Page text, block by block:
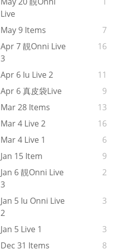
Live
May 9 Items
7
Apr 7 靚onni Live
3
16
Apr 6 Iu Live 2
11
Apr 6 真皮袋live
9
Mar 28 Items
13
Mar 4 Live 2
16
Mar 4 Live 1
6
Jan 15 Item
9
Jan 6 靚onni Live
3
2
Jan 5 Iu Onni Live
2
3
Jan 5 Live 1
3
Dec 31 Items
8